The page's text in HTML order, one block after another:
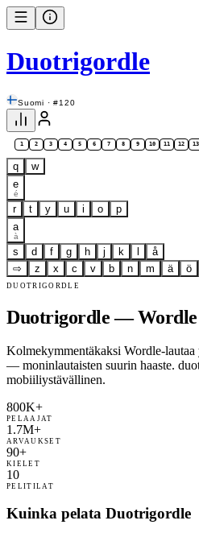
Duotrigordle
Suomi · #120
1 2 3 4 5 6 7 8 9 10 11 12 13
q
w
e
é
r t y u i o
p
a
à
s d f g h j k
å
⇨
z x c v b n m ä ö
DUOTRIGORDLE
Duotrigordle — Wordle
Kolmekymmentäkaksi Wordle-lautaa
— moninlautaisten suurin haaste.
mobiiliystävällinen.
800K+
PELAAJAT
1.7M+
ARVAUKSET
90+
KIELET
10
PELITILAT
Kuinka pelata Duotrigordle